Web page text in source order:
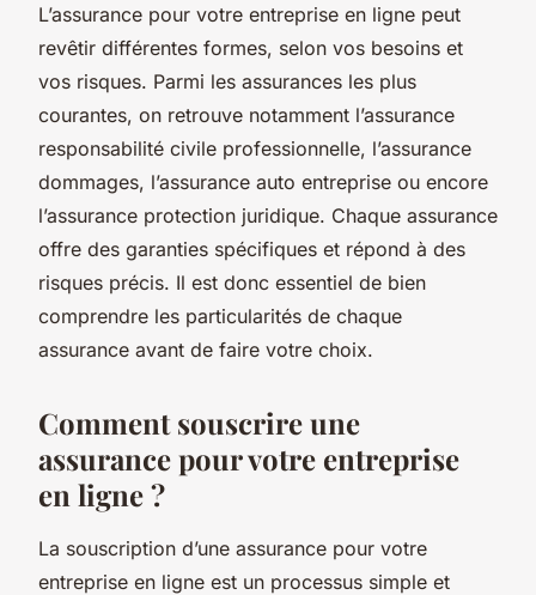
L’assurance pour votre entreprise en ligne peut
revêtir différentes formes, selon vos besoins et
vos risques. Parmi les assurances les plus
courantes, on retrouve notamment l’assurance
responsabilité civile professionnelle, l’assurance
dommages, l’assurance auto entreprise ou encore
l’assurance protection juridique. Chaque assurance
offre des garanties spécifiques et répond à des
risques précis. Il est donc essentiel de bien
comprendre les particularités de chaque
assurance avant de faire votre choix.
Comment souscrire une
assurance pour votre entreprise
en ligne ?
La souscription d’une assurance pour votre
entreprise en ligne est un processus simple et